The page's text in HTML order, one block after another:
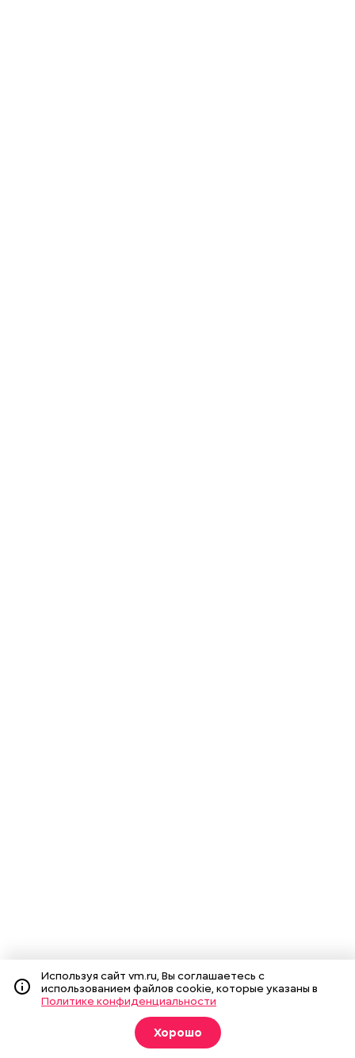
Используя сайт vm.ru, Вы соглашаетесь с
использованием файлов cookie, которые указаны в
Политике конфиденциальности
Хорошо